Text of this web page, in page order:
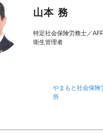
山本 務
特定社会保険労務士／
衛生管理者
やまもと社会保険
所